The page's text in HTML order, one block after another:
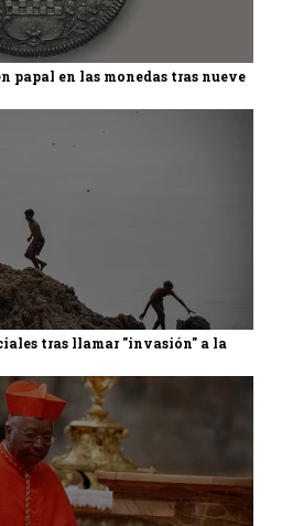
papal en las monedas tras nueve
tras llamar "invasión" a la